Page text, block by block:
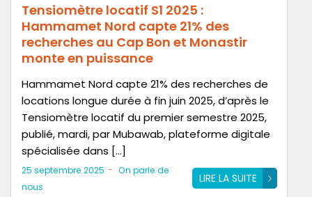
Tensiomètre locatif S1 2025 :
Hammamet Nord capte 21% des
recherches au Cap Bon et Monastir
monte en puissance
Hammamet Nord capte 21% des recherches de
locations longue durée à fin juin 2025, d’après le
Tensiomètre locatif du premier semestre 2025,
publié, mardi, par Mubawab, plateforme digitale
spécialisée dans […]
LIRE LA SUITE
25 septembre 2025 - On parle de
nous